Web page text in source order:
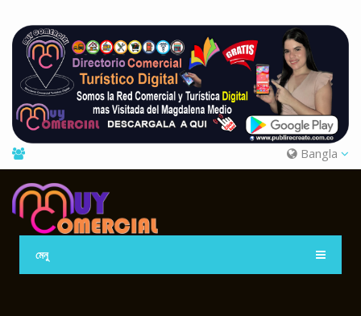
Bangla
মেনু